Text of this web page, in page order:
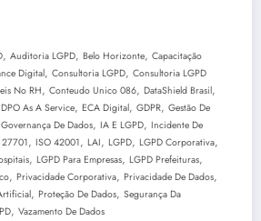
, Auditoria LGPD, Belo Horizonte, Capacitação
Digital, Consultoria LGPD, Consultoria LGPD
No RH, Conteudo Unico 086, DataShield Brasil,
DPO As A Service, ECA Digital, GDPR, Gestão De
Governança De Dados, IA E LGPD, Incidente De
, ISO 42001, LAI, LGPD, LGPD Corporativa,
, LGPD Para Empresas, LGPD Prefeituras,
, Privacidade Corporativa, Privacidade De Dados,
, Proteção De Dados, Segurança Da
, Vazamento De Dados